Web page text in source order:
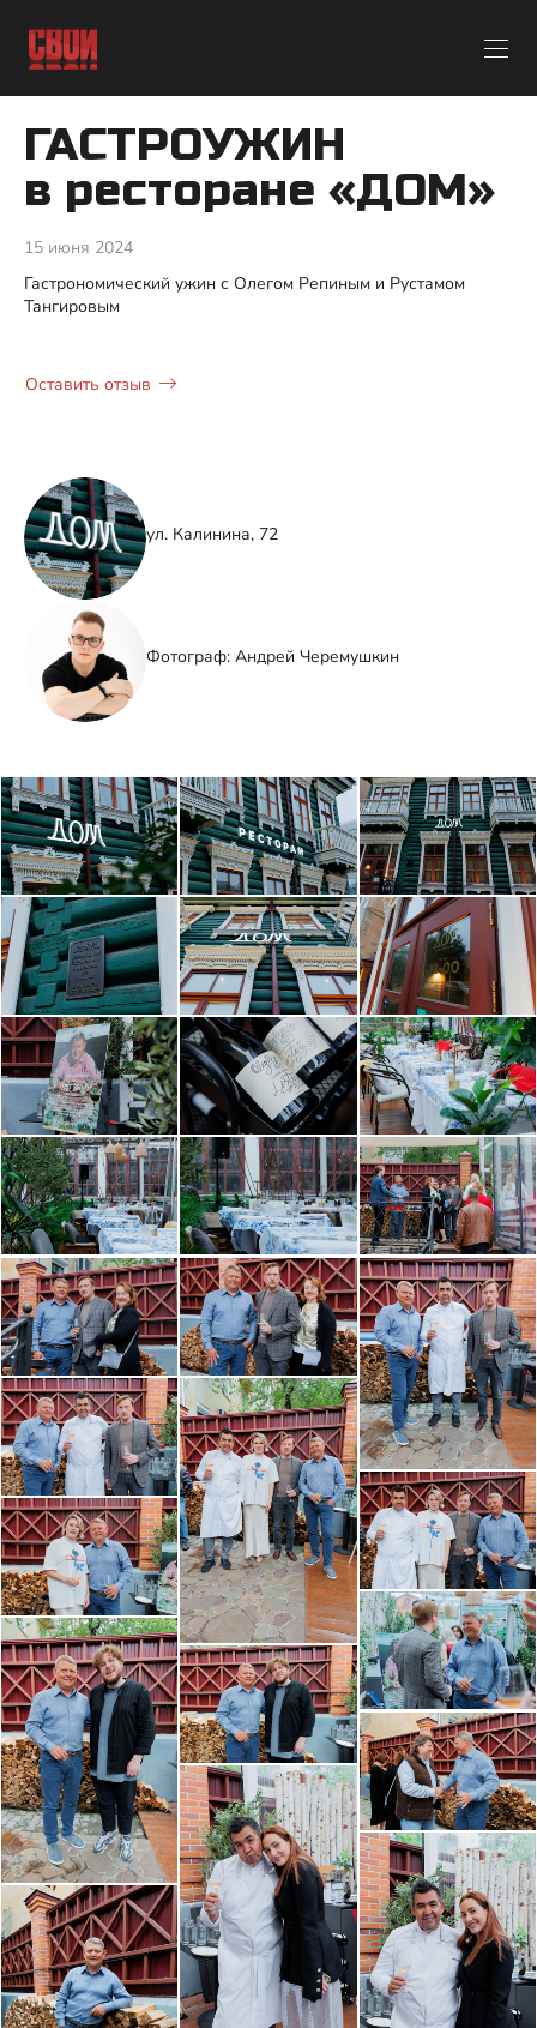
ГАСТРОУЖИН
в ресторане «ДОМ»
15 июня 2024
Гастрономический ужин с Олегом Репиным и Рустамом
Тангировым
Оставить отзыв
ул. Калинина, 72
Фотограф: Андрей Черемушкин